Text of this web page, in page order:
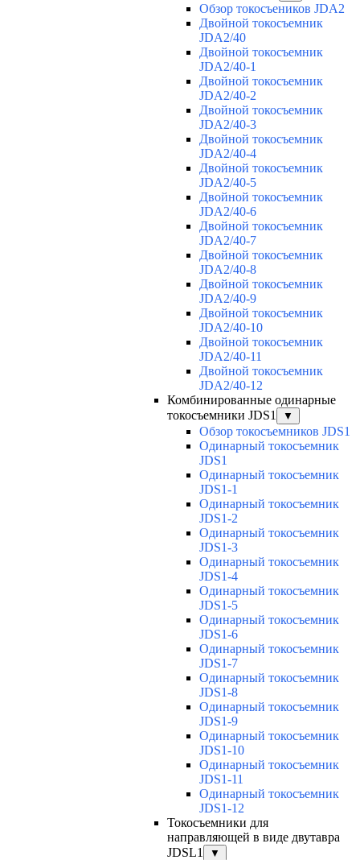
Обзор токосъеников JDA2
Двойной токосъемник
JDA2/40
Двойной токосъемник
JDA2/40-1
Двойной токосъемник
JDA2/40-2
Двойной токосъемник
JDA2/40-3
Двойной токосъемник
JDA2/40-4
Двойной токосъемник
JDA2/40-5
Двойной токосъемник
JDA2/40-6
Двойной токосъемник
JDA2/40-7
Двойной токосъемник
JDA2/40-8
Двойной токосъемник
JDA2/40-9
Двойной токосъемник
JDA2/40-10
Двойной токосъемник
JDA2/40-11
Двойной токосъемник
JDA2/40-12
Комбинированные одинарные
токосъемники JDS1
▼
Обзор токосъемников JDS1
Одинарный токосъемник
JDS1
Одинарный токосъемник
JDS1-1
Одинарный токосъемник
JDS1-2
Одинарный токосъемник
JDS1-3
Одинарный токосъемник
JDS1-4
Одинарный токосъемник
JDS1-5
Одинарный токосъемник
JDS1-6
Одинарный токосъемник
JDS1-7
Одинарный токосъемник
JDS1-8
Одинарный токосъемник
JDS1-9
Одинарный токосъемник
JDS1-10
Одинарный токосъемник
JDS1-11
Одинарный токосъемник
JDS1-12
Токосъемники для
направляющей в виде двутавра
JDSL1
▼